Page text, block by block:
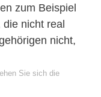
zum Beispiel
die nicht real
nicht,
Sie sich die